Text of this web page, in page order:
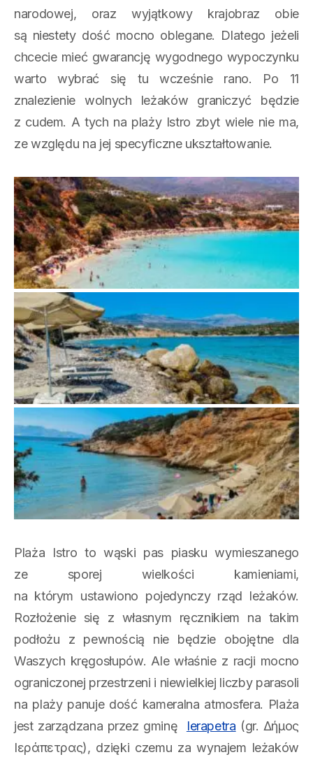
narodowej, oraz wyjątkowy krajobraz obie
są niestety dość mocno oblegane. Dlatego jeżeli
chcecie mieć gwarancję wygodnego wypoczynku
warto wybrać się tu wcześnie rano. Po 11
znalezienie wolnych leżaków graniczyć będzie
z cudem. A tych na plaży Istro zbyt wiele nie ma,
ze względu na jej specyficzne ukształtowanie.
Plaża Istro to wąski pas piasku wymieszanego
ze sporej wielkości kamieniami,
na którym ustawiono pojedynczy rząd leżaków.
Rozłożenie się z własnym ręcznikiem na takim
podłożu z pewnością nie będzie obojętne dla
Waszych kręgosłupów. Ale właśnie z racji mocno
ograniczonej przestrzeni i niewielkiej liczby parasoli
na plaży panuje dość kameralna atmosfera. Plaża
jest zarządzana przez gminę
Ierapetra (gr. Δήμος
Ιεράπετρας), dzięki czemu za wynajem leżaków